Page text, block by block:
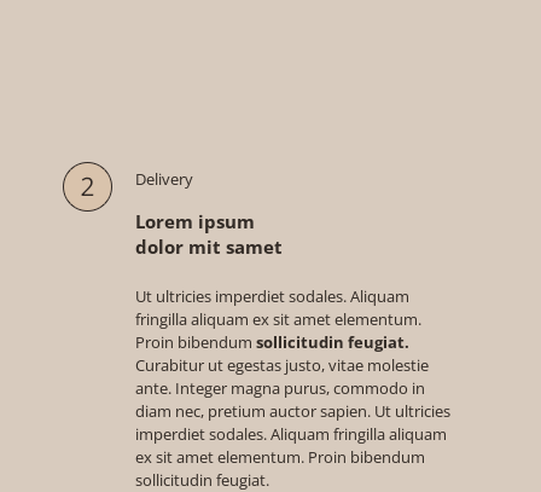
Delivery
Lorem ipsum
dolor mit samet
Ut ultricies imperdiet sodales. Aliquam
fringilla aliquam ex sit amet elementum.
Proin bibendum sollicitudin feugiat.
Curabitur ut egestas justo, vitae molestie
ante. Integer magna purus, commodo in
diam nec, pretium auctor sapien. Ut ultricies
imperdiet sodales. Aliquam fringilla aliquam
ex sit amet elementum. Proin bibendum
sollicitudin feugiat.